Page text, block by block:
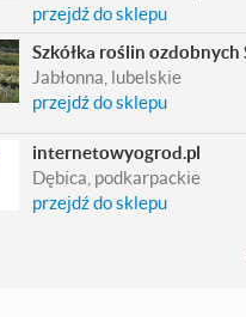
przejdź do sklepu
Szkółka roślin ozdobnych
Jabłonna, lubelskie
przejdź do sklepu
internetowyogrod.pl
Dębica, podkarpackie
przejdź do sklepu